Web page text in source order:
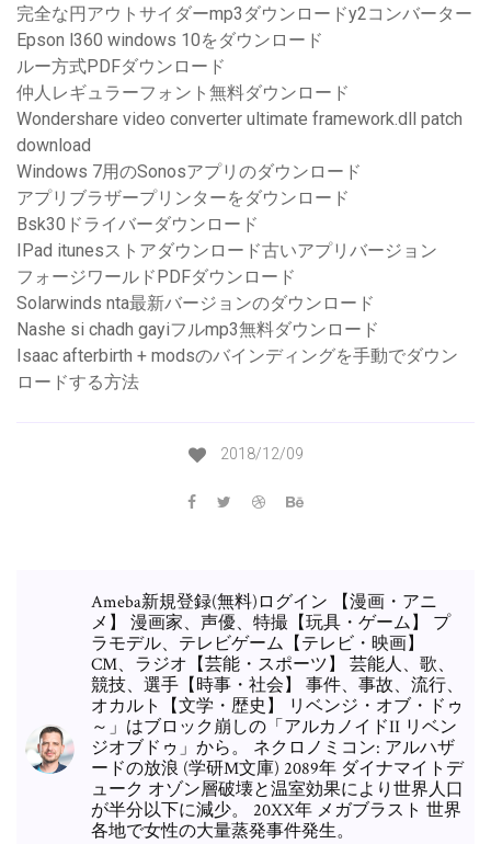
完全な円アウトサイダーmp3ダウンロードy2コンバーター
Epson l360 windows 10をダウンロード
ルー方式PDFダウンロード
仲人レギュラーフォント無料ダウンロード
Wondershare video converter ultimate framework.dll patch
download
Windows 7用のSonosアプリのダウンロード
アプリブラザープリンターをダウンロード
Bsk30ドライバーダウンロード
IPad itunesストアダウンロード古いアプリバージョン
フォージワールドPDFダウンロード
Solarwinds nta最新バージョンのダウンロード
Nashe si chadh gayiフルmp3無料ダウンロード
Isaac afterbirth + modsのバインディングを手動でダウン
ロードする方法
2018/12/09
Ameba新規登録(無料)ログイン 【漫画・アニ
メ】 漫画家、声優、特撮【玩具・ゲーム】 プ
ラモデル、テレビゲーム【テレビ・映画】
CM、ラジオ【芸能・スポーツ】 芸能人、歌、
競技、選手【時事・社会】 事件、事故、流行、
オカルト【文学・歴史】 リベンジ・オブ・ドゥ
～」はブロック崩しの「アルカノイドII リベン
ジオブドゥ」から。 ネクロノミコン: アルハザ
ードの放浪 (学研M文庫) 2089年 ダイナマイトデ
ューク オゾン層破壊と温室効果により世界人口
が半分以下に減少。 20XX年 メガブラスト 世界
各地で女性の大量蒸発事件発生。